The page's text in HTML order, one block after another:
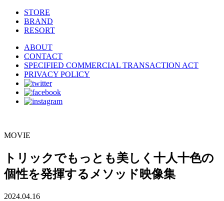
STORE
BRAND
RESORT
ABOUT
CONTACT
SPECIFIED COMMERCIAL TRANSACTION ACT
PRIVACY POLICY
MOVIE
トリックでもっとも美しく十人十色の
個性を発揮するメソッド映像集
2024.04.16